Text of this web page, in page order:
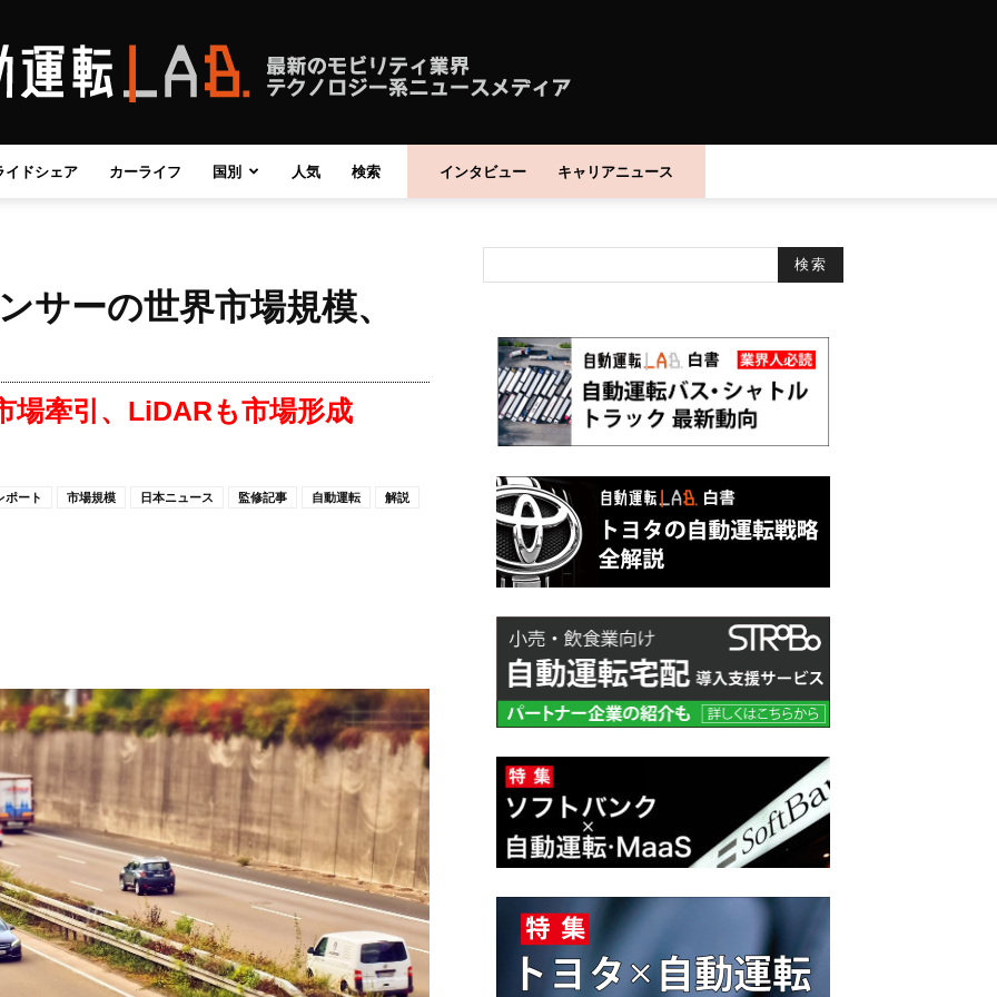
自
動
ラ
ボ
イドシェア カーライフ 国別 人気 検索 インタビュー キャリアニュース
サーの世界市場規模、
場牽引、LiDARも市場形成
ポート 市場規模 日本ニュース 監修記事 自動運転 解説